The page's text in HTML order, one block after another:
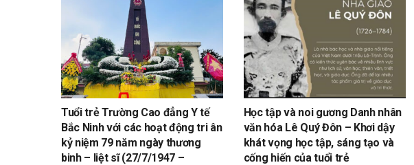
Tuổi trẻ Trường Cao đẳng Y tế
Bắc Ninh với các hoạt động tri ân
kỷ niệm 79 năm ngày thương
binh – liệt sĩ (27/7/1947 –
Học tập và noi gương Danh nhân
văn hóa Lê Quý Đôn – Khơi dậy
khát vọng học tập, sáng tạo và
cống hiến của tuổi trẻ